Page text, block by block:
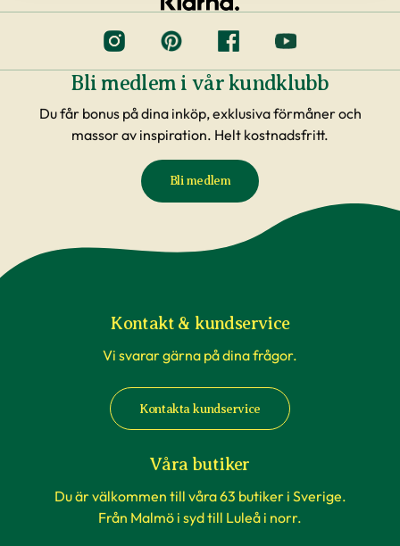
Bli medlem i vår kundklubb
Du får bonus på dina inköp, exklusiva förmåner och
massor av inspiration. Helt kostnadsfritt.
Bli medlem
Kontakt & kundservice
Vi svarar gärna på dina frågor.
Kontakta kundservice
Våra butiker
Du är välkommen till våra 63 butiker i Sverige.
Från Malmö i syd till Luleå i norr.